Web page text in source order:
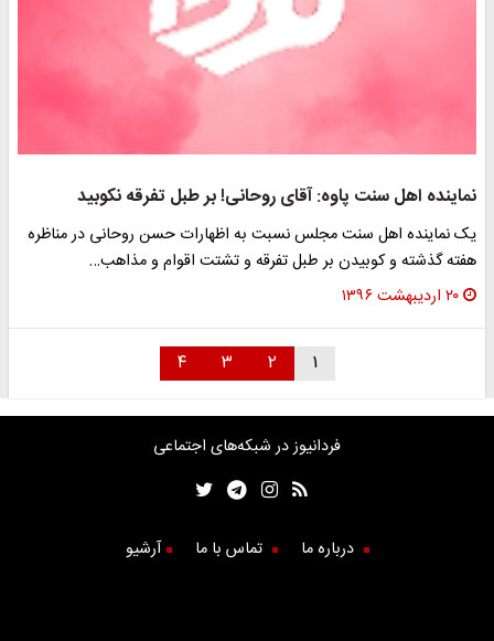
نماینده اهل سنت پاوه: آقای روحانی! بر طبل تفرقه نکوبید
یک نماینده اهل سنت مجلس نسبت به اظهارات حسن روحانی در مناظره
هفته گذشته و کوبیدن بر طبل تفرقه و تشتت اقوام و مذاهب…
۲۰ اردیبهشت ۱۳۹۶
۱ ۲ ۳ ۴
فردانیوز در شبکه‌های اجتماعی
درباره ما تماس با ما آرشیو